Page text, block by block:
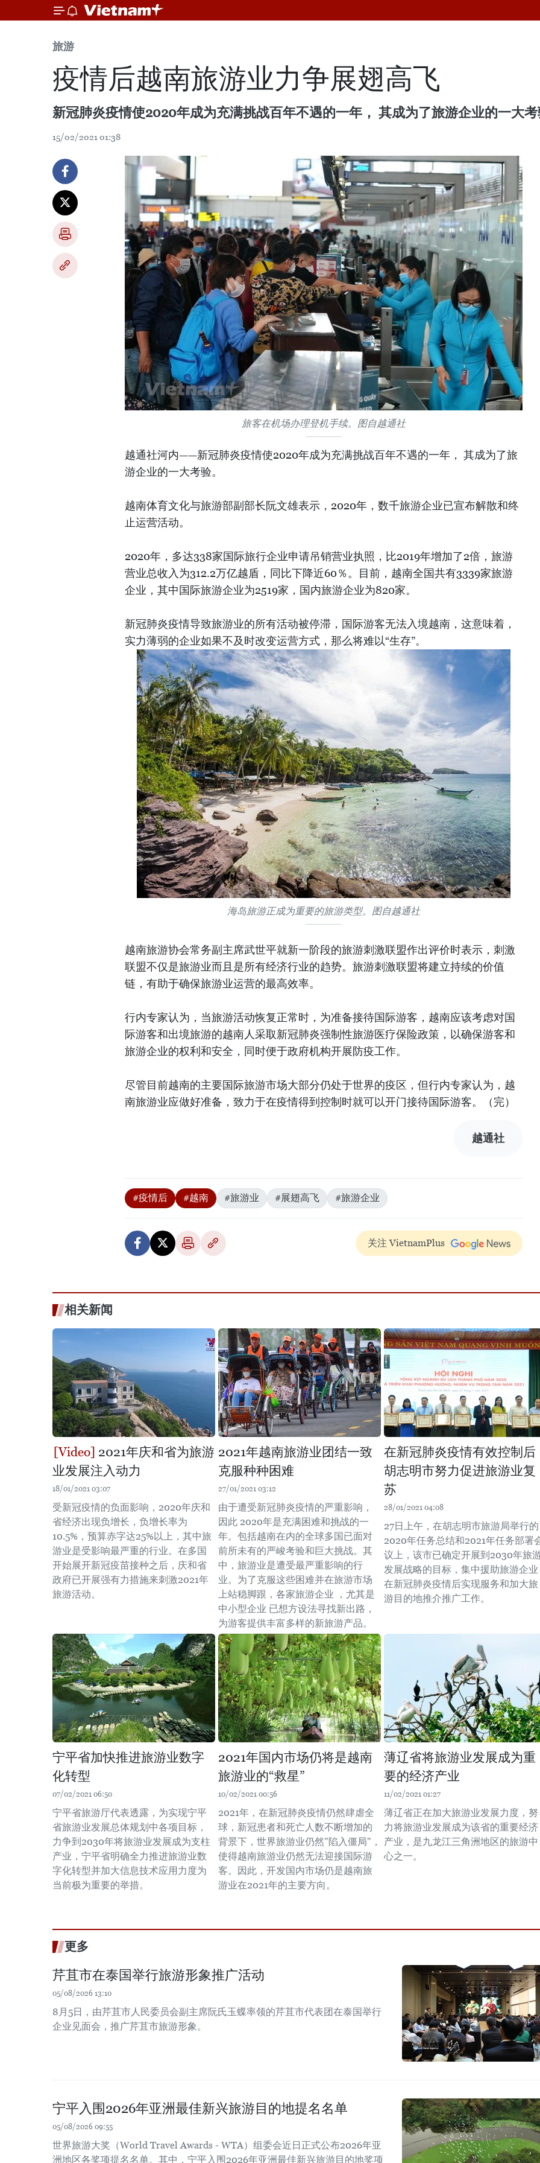
旅游
疫情后越南旅游业力争展翅高飞
新冠肺炎疫情使2020年成为充满挑战百年不遇的一年， 其成为了旅游企业的一大
15/02/2021 01:38
旅客在机场办理登机手续。图自越通社
越通社河内——新冠肺炎疫情使2020年成为充满挑战百年不遇的一年， 其成为了旅
游企业的一大考验。
越南体育文化与旅游部副部长阮文雄表示，2020年，数千旅游企业已宣布解散和终
止运营活动。
2020年，多达338家国际旅行企业申请吊销营业执照，比2019年增加了2倍，旅游
营业总收入为312.2万亿越盾，同比下降近60％。目前，越南全国共有3339家旅游
企业，其中国际旅游企业为2519家，国内旅游企业为820家。
新冠肺炎疫情导致旅游业的所有活动被停滞，国际游客无法入境越南，这意味着，
实力薄弱的企业如果不及时改变运营方式，那么将难以“生存”。
海岛旅游正成为重要的旅游类型。图自越通社
越南旅游协会常务副主席武世平就新一阶段的旅游刺激联盟作出评价时表示，刺激
联盟不仅是旅游业而且是所有经济行业的趋势。旅游刺激联盟将建立持续的价值
链，有助于确保旅游业运营的最高效率。
行内专家认为，当旅游活动恢复正常时，为准备接待国际游客，越南应该考虑对国
际游客和出境旅游的越南人采取新冠肺炎强制性旅游医疗保险政策，以确保游客和
旅游企业的权利和安全，同时便于政府机构开展防疫工作。
尽管目前越南的主要国际旅游市场大部分仍处于世界的疫区，但行内专家认为，越
南旅游业应做好准备，致力于在疫情得到控制时就可以开门接待国际游客。（完）
越通社
#疫情后 #越南 #旅游业 #展翅高飞 #旅游企业
关注 VietnamPlus
相关新闻
2021年庆和省为旅游
业发展注入动力
18/01/2021 03:07
受新冠疫情的负面影响，2020年庆和
省经济出现负增长，负增长率为
10.5%，预算赤字达25%以上，其中旅
游业是受影响最严重的行业。在多国
开始展开新冠疫苗接种之后，庆和省
政府已开展强有力措施来刺激2021年
旅游活动。
2021年越南旅游业团结一致
克服种种困难
27/01/2021 03:12
由于遭受新冠肺炎疫情的严重影响，
因此 2020年是充满困难和挑战的一
年。包括越南在内的全球多国已面对
前所未有的严峻考验和巨大挑战。其
中，旅游业是遭受最严重影响的行
业。为了克服这些困难并在旅游市场
上站稳脚跟，各家旅游企业 ，尤其是
中小型企业 已想方设法寻找新出路，
为游客提供丰富多样的新旅游产品。
在新冠肺炎疫情有效控制后
胡志明市努力促进旅游业复
苏
28/01/2021 04:08
27日上午，在胡志明市旅游局举行的
2020年任务总结和2021年任务部署
议上，该市已确定开展到2030年旅
发展战略的目标，集中援助旅游企业
在新冠肺炎疫情后实现服务和加大旅
游目的地推介推广工作。
宁平省加快推进旅游业数字
化转型
07/02/2021 06:50
宁平省旅游厅代表透露，为实现宁平
省旅游业发展总体规划中各项目标，
力争到2030年将旅游业发展成为支柱
产业，宁平省明确全力推进旅游业数
字化转型并加大信息技术应用力度为
当前极为重要的举措。
2021年国内市场仍将是越南
旅游业的“救星”
10/02/2021 00:56
2021年，在新冠肺炎疫情仍然肆虐全
球，新冠患者和死亡人数不断增加的
背景下，世界旅游业仍然"陷入僵局"，
使得越南旅游业仍然无法迎接国际游
客。因此，开发国内市场仍是越南旅
游业在2021年的主要方向。
薄辽省将旅游业发展成为重
要的经济产业
11/02/2021 01:27
薄辽省正在加大旅游业发展力度，努
力将旅游业发展成为该省的重要经济
产业，是九龙江三角洲地区的旅游中
心之一。
更多
芹苴市在泰国举行旅游形象推广活动
05/08/2026 13:10
8月5日，由芹苴市人民委员会副主席阮氏玉蝶率领的芹苴市代表团在泰国举行
企业见面会，推广芹苴市旅游形象。
宁平入围2026年亚洲最佳新兴旅游目的地提名名单
05/08/2026 09:55
世界旅游大奖（World Travel Awards - WTA）组委会近日正式公布2026年亚
洲地区各奖项提名名单。其中，宁平入围2026年亚洲最佳新兴旅游目的地奖项